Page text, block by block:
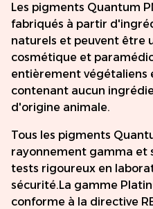
Les pigments Quantum
fabriqués à partir
naturels et peuvent être
cosmétique et
entièrement végétaliens
contenant aucun
d'origine animale.
Tous les pigments
rayonnement gamma et
tests rigoureux en
sécurité.La gamme
conforme à la directive